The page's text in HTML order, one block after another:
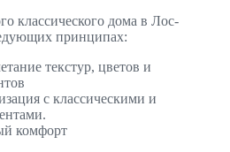
классического дома в Лос-
принципах:
текстур, цветов и
с классическими и
комфорт